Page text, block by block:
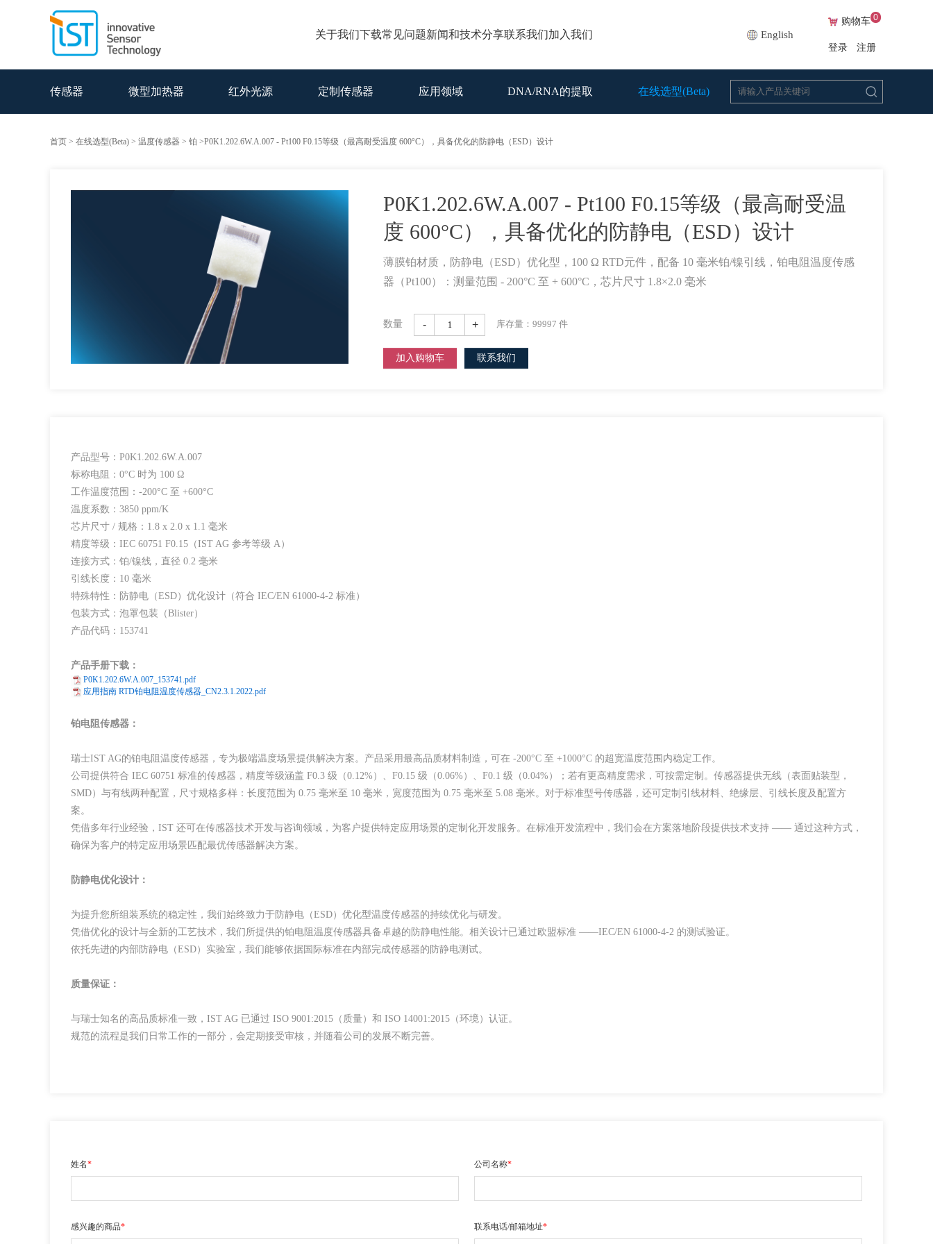
关于我们下载常见问题新闻和技术分享联系我们加入我们 English
购物车 0
登录 注册
传感器 微型加热器 红外光源 定制传感器 应用领域 DNA/RNA的提取 在线选型(Beta)
首页 > 在线选型(Beta) > 温度传感器 > 铂 >P0K1.202.6W.A.007 - Pt100 F0.15等级（最高耐受温度 600°C），具备优化的防静电（ESD）设计
P0K1.202.6W.A.007 - Pt100 F0.15等级（最高耐受温
度 600°C），具备优化的防静电（ESD）设计
薄膜铂材质，防静电（ESD）优化型，100 Ω RTD元件，配备 10 毫米铂/镍引线，铂电阻温度传感
器（Pt100）：测量范围 - 200°C 至 + 600°C，芯片尺寸 1.8×2.0 毫米
数量 - + 库存量： 99997 件
加入购物车 联系我们
产品型号：P0K1.202.6W.A.007
标称电阻：0°C 时为 100 Ω
工作温度范围：-200°C 至 +600°C
温度系数：3850 ppm/K
芯片尺寸 / 规格：1.8 x 2.0 x 1.1 毫米
精度等级：IEC 60751 F0.15（IST AG 参考等级 A）
连接方式：铂/镍线，直径 0.2 毫米
引线长度：10 毫米
特殊特性：防静电（ESD）优化设计（符合 IEC/EN 61000-4-2 标准）
包装方式：泡罩包装（Blister）
产品代码：153741
产品手册下载：
P0K1.202.6W.A.007_153741.pdf
应用指南 RTD铂电阻温度传感器_CN2.3.1.2022.pdf
铂电阻传感器：
瑞士IST AG的铂电阻温度传感器，专为极端温度场景提供解决方案。产品采用最高品质材料制造，可在 -200°C 至 +1000°C 的超宽温度范围内稳定工作。
公司提供符合 IEC 60751 标准的传感器，精度等级涵盖 F0.3 级（0.12%）、F0.15 级（0.06%）、F0.1 级（0.04%）；若有更高精度需求，可按需定制。传感器提供无线（表面贴装型，
SMD）与有线两种配置，尺寸规格多样：长度范围为 0.75 毫米至 10 毫米，宽度范围为 0.75 毫米至 5.08 毫米。对于标准型号传感器，还可定制引线材料、绝缘层、引线长度及配置方
案。
凭借多年行业经验，IST 还可在传感器技术开发与咨询领域，为客户提供特定应用场景的定制化开发服务。在标准开发流程中，我们会在方案落地阶段提供技术支持 —— 通过这种方式，
确保为客户的特定应用场景匹配最优传感器解决方案。
防静电优化设计：
为提升您所组装系统的稳定性，我们始终致力于防静电（ESD）优化型温度传感器的持续优化与研发。
凭借优化的设计与全新的工艺技术，我们所提供的铂电阻温度传感器具备卓越的防静电性能。相关设计已通过欧盟标准 ——IEC/EN 61000-4-2 的测试验证。
依托先进的内部防静电（ESD）实验室，我们能够依据国际标准在内部完成传感器的防静电测试。
质量保证：
与瑞士知名的高品质标准一致，IST AG 已通过 ISO 9001:2015（质量）和 ISO 14001:2015（环境）认证。
规范的流程是我们日常工作的一部分，会定期接受审核，并随着公司的发展不断完善。
姓名* 公司名称*
感兴趣的商品* 联系电话/邮箱地址*